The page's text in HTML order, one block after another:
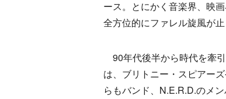
ース。とにかく音楽界、映
全方位的にファレル旋風が止
90年代後半から時代を牽
は、ブリトニー・スピアー
らもバンド、N.E.R.D.のメ